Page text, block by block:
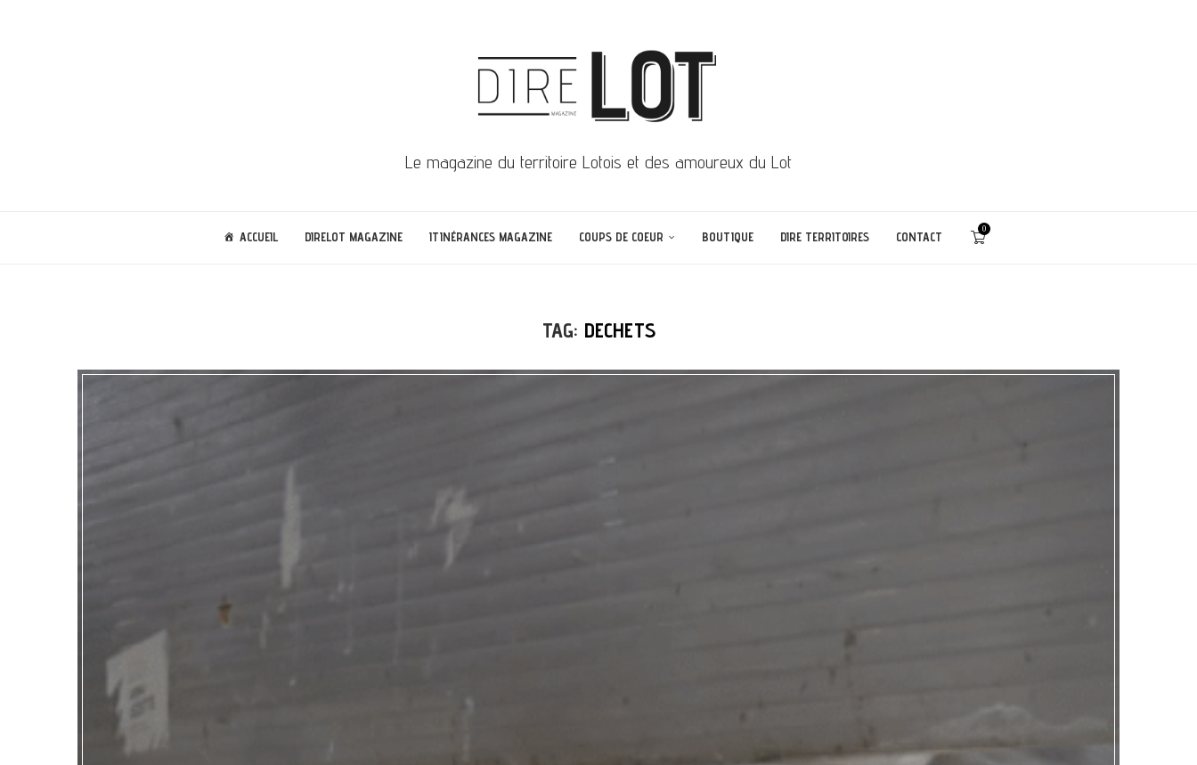
Le magazine du territoire Lotois et des amoureux du Lot
ACCUEIL DIRELOT MAGAZINE ITINÉRANCES MAGAZINE COUPS DE COEUR BOUTIQUE DIRE TERRITOIRES CONTACT
0
TAG: DECHETS